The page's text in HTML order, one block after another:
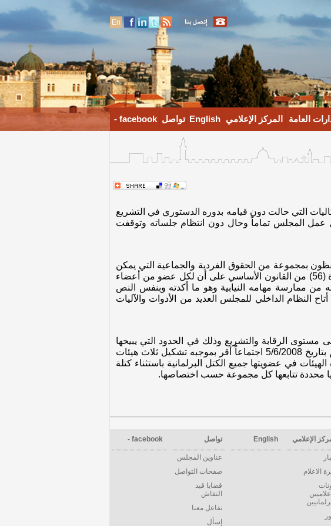
En
العامة المركز الإعلامي English تواصل facebook -
عام 2006 مجموعة من الظروف والإشكاليات التي حالت دون قيامه بدوره الدستوري في التشريع
بعد أحداث غزة في تموز عام 2007 الأمر الذي عطل عمل المجلس تماماً وحال دون انتظام جلساته وتوقفت
بمجموعة من الحقوق الفردية والجماعية التي يمكن
الاستناد إليها لتفعيل أدائهم في العمل سواء على مستوى الرقابة أو التشريع فقد أكدت المادة (56) من القانون الأساسي على أن لكل عضو من أعضاء
من ممارسة مهامه النيابية وهو ما أكدته وبنفس النص
قانون واجبات وحقوق أعضاء المجلس التشريعي رقم 10 لسنة 2004، كما أتاح النظام الداخلي للمجلس العديد من الأدوات والآليات
الرقابة والتشريع وذلك في الحدود التي يبيحها
القانون. ومن أجل تفعيل دور المجلس وأعضائه عقد أعضاء المجلس وممثلي الكتل والقوائم بتاريخ 5/6/2008 اجتماعاً أقر بموجبه تشكيل ثلاث هيئات
في عضويتها جميع الكتل البرلمانية باستثناء كتلة
محددة تتابعها كل مجموعة حسب اختصاصها.
الإعلامي
الاعلام
English تواصل
عناوين المجلس
صفحات التواصل
قضايا قيد
النقاش
تفاعل معنا
إسأل
facebook -